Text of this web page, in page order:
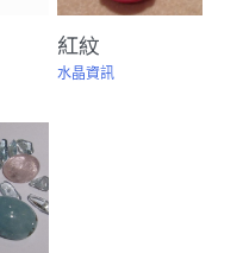
紅紋
水晶資訊